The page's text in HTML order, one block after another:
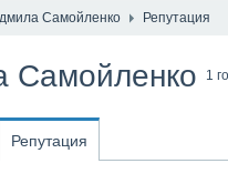
Самойленко Репутация
Самойленко 1
Репутация